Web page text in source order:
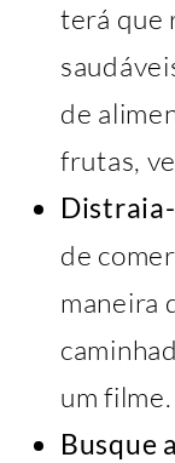
terá que
de
frutas,
de
maneira
um filme.
Busque